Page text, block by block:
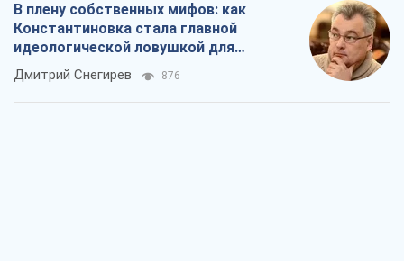
В плену собственных мифов: как
Константиновка стала главной
идеологической ловушкой для
российских оккупантов
Дмитрий Снегирев 876